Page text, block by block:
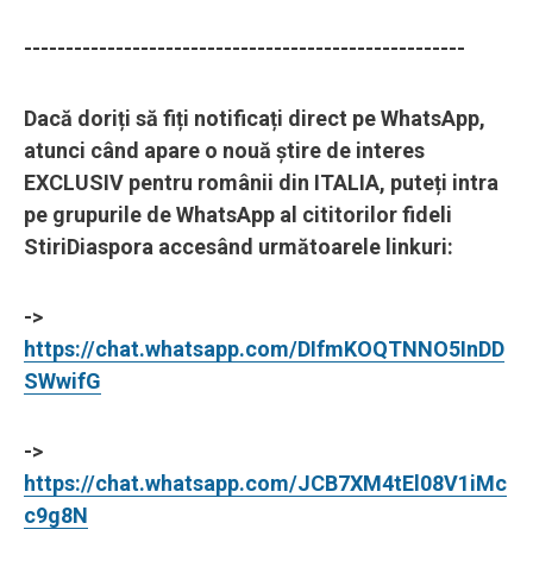
-----------------------------------------------------
Dacă doriți să fiți notificați direct pe WhatsApp,
atunci când apare o nouă știre de interes
EXCLUSIV pentru românii din ITALIA, puteți intra
pe grupurile de WhatsApp al cititorilor fideli
StiriDiaspora accesând următoarele linkuri:
->
https://chat.whatsapp.com/DIfmKOQTNNO5InDD
SWwifG
->
https://chat.whatsapp.com/JCB7XM4tEl08V1iMc
c9g8N